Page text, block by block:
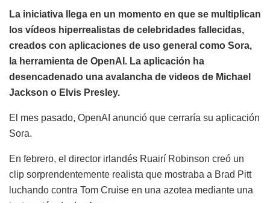
La iniciativa llega en un momento en que se multiplican
los vídeos hiperrealistas de celebridades fallecidas,
creados con aplicaciones de uso general como Sora,
la herramienta de OpenAI. La aplicación ha
desencadenado una avalancha de videos de Michael
Jackson o Elvis Presley.
El mes pasado, OpenAI anunció que cerraría su aplicación
Sora.
En febrero, el director irlandés Ruairí Robinson creó un
clip sorprendentemente realista que mostraba a Brad Pitt
luchando contra Tom Cruise en una azotea mediante una